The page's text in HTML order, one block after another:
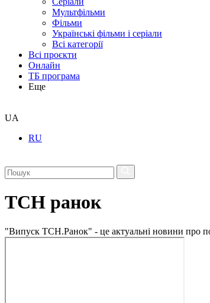
Мультфільми
Фільми
Українські фільми і серіали
Всі категорії
Всі проєкти
Онлайн
ТБ програма
Еще
UA
RU
ТСН ранок
"Випуск ТСН.Ранок" - це актуальні новини про